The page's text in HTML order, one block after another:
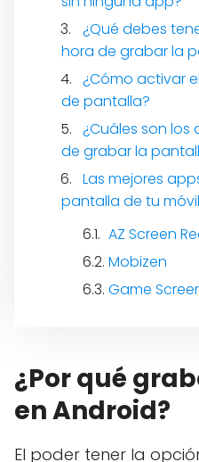
¿Qué debes
hora de grabar la
¿Cómo activar
de pantalla?
¿Cuáles son los
de grabar la
Las mejores
pantalla de tu
AZ Screen
Mobizen
Game
¿Por qué
en Android?
El poder tener la